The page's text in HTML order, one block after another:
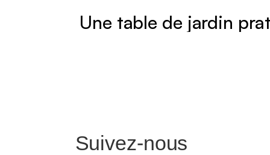
Une table de jardin
Suivez-nous